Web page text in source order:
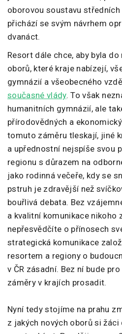
oborovou soustavu
přichází se svým návrhem
dvanáct.
Resort dále chce, aby byla
oborů, které kraje nabízejí,
gymnázií a všeobecného
současné vlády. To však
humanitních gymnázií, ale
přírodovědných a
tomuto záměru tleskají, jiné
a upřednostní nejspíše svou
regionu s důrazem na
jako rodinná večeře, kdy se
pstruh je zdravější než
bouřlivá debata. Bez
a kvalitní komunikace nikoho
nepřesvědčíte o přínosech
strategická komunikace
resortem a regiony o
v ČR zásadní. Bez ní bude
záměry v krajích prosadit.
Nyní tedy stojíme na prahu
z jakých nových oborů si